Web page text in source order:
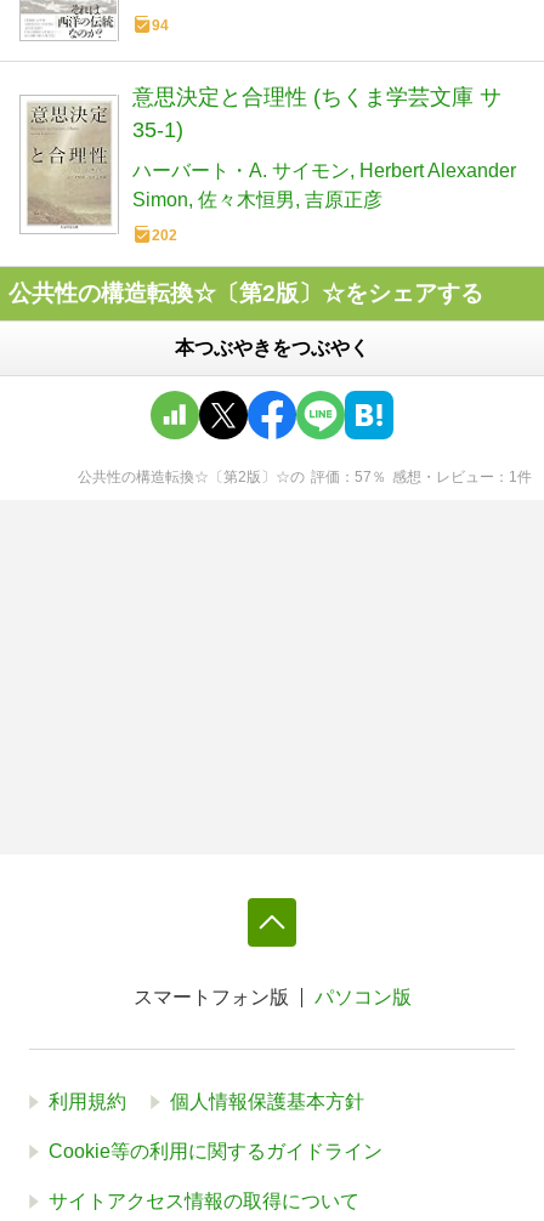
94
意思決定と合理性 (ちくま学芸文庫 サ
35-1)
ハーバート・A. サイモン
Herbert Alexander
Simon 佐々木恒男 吉原正彦
202
公共性の構造転換☆〔第2版〕☆をシェアする
本つぶやきをつぶやく
公共性の構造転換☆〔第2版〕☆の 評価 57 ％ 感想・レビュー 1件
スマートフォン版 パソコン版
利用規約 個人情報保護基本方針
Cookie等の利用に関するガイドライン
サイトアクセス情報の取得について